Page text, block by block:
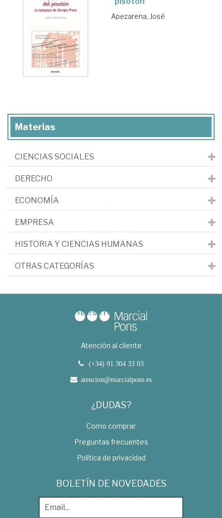
Apezarena, José
Materias
CIENCIAS SOCIALES
DERECHO
ECONOMÍA
EMPRESA
HISTORIA Y CIENCIAS HUMANAS
OTRAS CATEGORÍAS
Atención al cliente
(+34) 91 304 33 03
atencion@marcialpons.es
¿DUDAS?
Como comprar
Preguntas frecuentes
Política de privacidad
BOLETÍN DE NOVEDADES